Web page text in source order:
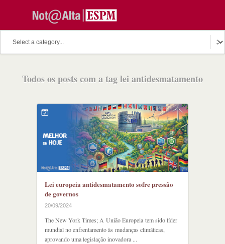
Todos os posts com a tag lei antidesmatamento
Lei europeia antidesmatamento sofre pressão
de governos
20/09/2024
The New York Times; A União Europeia tem sido líder
mundial no enfrentamento às mudanças climáticas,
aprovando uma legislação inovadora ...